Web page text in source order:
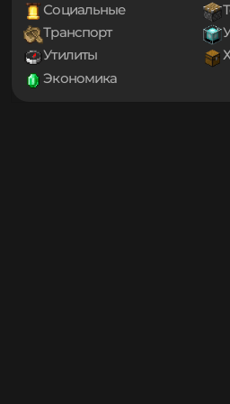
1.20
1.19.4
1.19.3
1.19.2
1.19.1
Декорации
Игровые механики